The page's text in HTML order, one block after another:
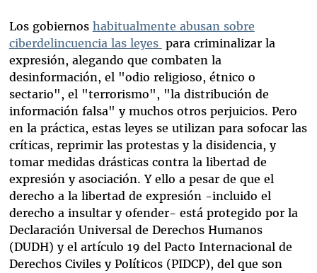
Los gobiernos habitualmente abusan sobre
ciberdelincuencia las leyes para criminalizar la
expresión, alegando que combaten la
desinformación, el "odio religioso, étnico o
sectario", el "terrorismo", "la distribución de
información falsa" y muchos otros perjuicios. Pero
en la práctica, estas leyes se utilizan para sofocar las
críticas, reprimir las protestas y la disidencia, y
tomar medidas drásticas contra la libertad de
expresión y asociación. Y ello a pesar de que el
derecho a la libertad de expresión -incluido el
derecho a insultar y ofender- está protegido por la
Declaración Universal de Derechos Humanos
(DUDH) y el artículo 19 del Pacto Internacional de
Derechos Civiles y Políticos (PIDCP), del que son